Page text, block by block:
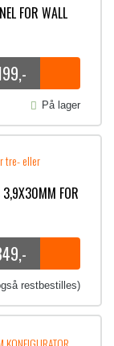
FOR WALL
,-
På lager
3,9X30MM FOR
,-
restbestilles)